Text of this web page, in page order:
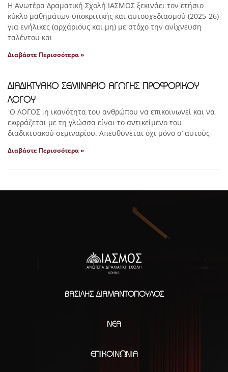
Η Ανωτέρα Δραματική Σχολή ΙΑΣΜΟΣ ξεκινάει τον ετήσιο
κύκλο μαθημάτων υποκριτικής και αυτοσχεδιασμού (2025-26)
για ενήλικες (αρχάριους και μη) με στόχο την ανίχνευση
ταλέντου και
Διαβάστε Περισσότερα »
ΔΙΑΔΙΚΤΥΑΚΟ ΣΕΜΙΝΑΡΙΟ ΑΓΩΓΗΣ ΠΡΟΦΟΡΙΚΟΥ
ΛΟΓΟΥ
Ο ΛΟΓΟΣ ,η ικανότητα του ανθρώπου να επικοινωνεί και να
εκφράζεται με τη γλώσσα είναι το αντικείμενο του
διαδικτυακού σεμιναρίου. Απευθύνεται όχι μόνο σ’ αυτούς
Διαβάστε Περισσότερα »
ΒΑΣΊΛΗΣ ΔΙΑΜΑΝΤΌΠΟΥΛΟΣ
ΝΈΑ
ΕΠΙΚΟΙΝΩΝΊΑ